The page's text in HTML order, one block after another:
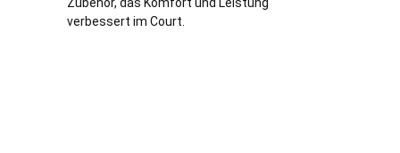
verbessert im Court.